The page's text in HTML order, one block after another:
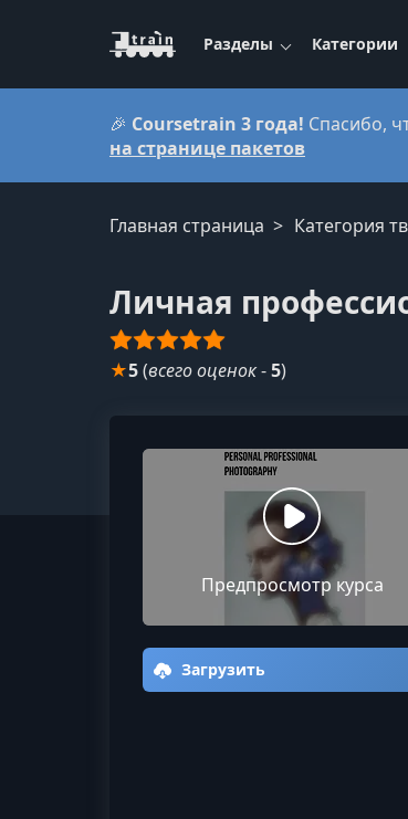
Разделы Категории
🎉 Coursetrain 3 года! Спасибо,
на странице пакетов
Главная страница Категория
Личная
★5(всего оценок-5)
Предпросмотр курса
Загрузить